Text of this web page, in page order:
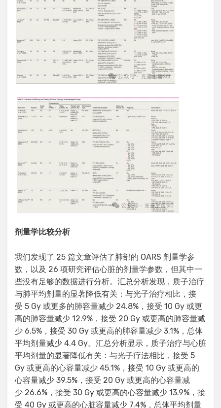
剂量学比较分析
我们发现了 25 篇文章评估了肺部的 OARS 剂量学参
数，以及 26 项研究评估心脏的剂量学参数，但其中一
些没有足够的数据进行分析。汇总分析发现，质子治疗
与肺平均剂量的显著降低有关：与光子治疗相比，接
受 5 Gy 或更多的肺容量减少 24.8%，接受 10 Gy 或更
高的肺容量减少 12.9%，接受 20 Gy 或更高的肺容量减
少 6.5%，接受 30 Gy 或更高的肺容量减少 3.1%，总体
平均剂量减少 4.4 Gy。汇总分析显示，质子治疗与心脏
平均剂量的显著降低有关：与光子疗法相比，接受 5
Gy 或更高的心容量减少 45.1%，接受 10 Gy 或更高的
心容量减少 39.5%，接受 20 Gy 或更高的心容量减
少 26.6%，接受 30 Gy 或更高的心容量减少 13.9%，接
受 40 Gy 或更高的心脏容量减少 7.4%，总体平均剂量